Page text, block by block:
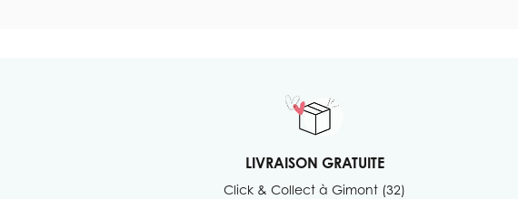
LIVRAISON GRATUITE
Click & Collect à Gimont (32)